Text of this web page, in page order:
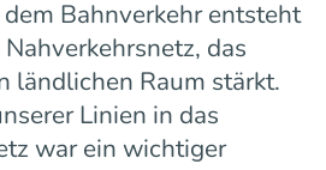
Bahnverkehr entsteht
das
ländlichen Raum stärkt.
Linien in das
war ein wichtiger